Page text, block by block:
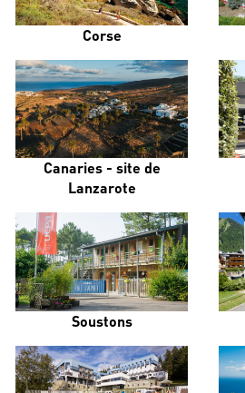
Corse
Canaries - site de
Lanzarote
Soustons